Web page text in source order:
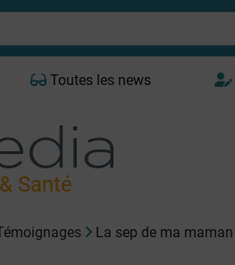
Toutes les news
Santé
La sep de ma